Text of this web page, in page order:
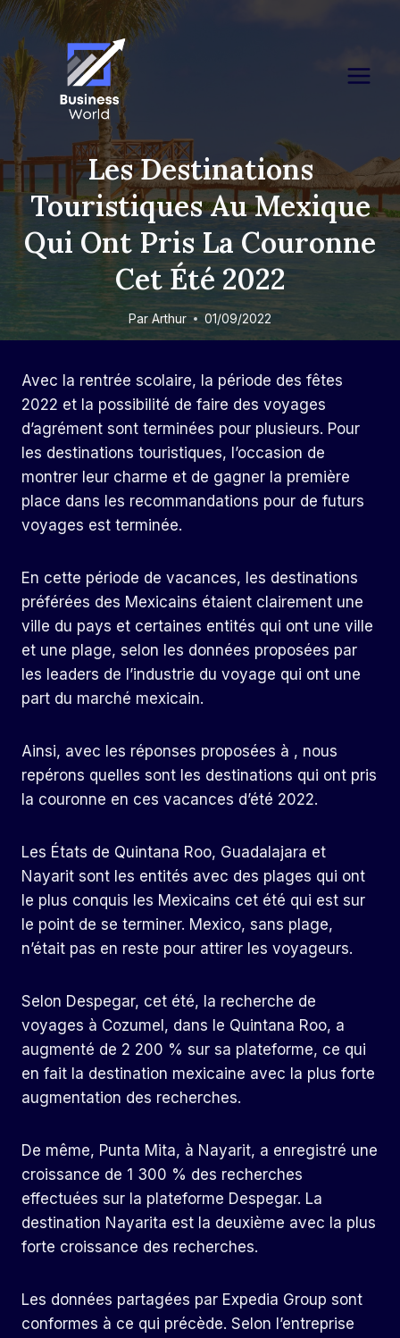
Skip
content
Les Destinations
Touristiques Au Mexique
Qui Ont Pris La Couronne
Cet Été 2022
Par Arthur 01/09/2022
Avec la rentrée scolaire, la période des fêtes
2022 et la possibilité de faire des voyages
d’agrément sont terminées pour plusieurs. Pour
les destinations touristiques, l’occasion de
montrer leur charme et de gagner la première
place dans les recommandations pour de futurs
voyages est terminée.
En cette période de vacances, les destinations
préférées des Mexicains étaient clairement une
ville du pays et certaines entités qui ont une ville
et une plage, selon les données proposées par
les leaders de l’industrie du voyage qui ont une
part du marché mexicain.
Ainsi, avec les réponses proposées à , nous
repérons quelles sont les destinations qui ont pris
la couronne en ces vacances d’été 2022.
Les États de Quintana Roo, Guadalajara et
Nayarit sont les entités avec des plages qui ont
le plus conquis les Mexicains cet été qui est sur
le point de se terminer. Mexico, sans plage,
n’était pas en reste pour attirer les voyageurs.
Selon Despegar, cet été, la recherche de
voyages à Cozumel, dans le Quintana Roo, a
augmenté de 2 200 % sur sa plateforme, ce qui
en fait la destination mexicaine avec la plus forte
augmentation des recherches.
De même, Punta Mita, à Nayarit, a enregistré une
croissance de 1 300 % des recherches
effectuées sur la plateforme Despegar. La
destination Nayarita est la deuxième avec la plus
forte croissance des recherches.
Les données partagées par Expedia Group sont
conformes à ce qui précède. Selon l’entreprise